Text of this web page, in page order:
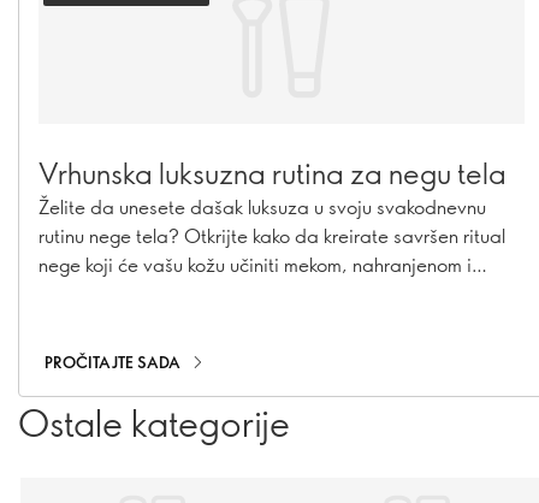
Vrhunska luksuzna rutina za negu tela
Želite da unesete dašak luksuza u svoju svakodnevnu
rutinu nege tela? Otkrijte kako da kreirate savršen ritual
nege koji će vašu kožu učiniti mekom, nahranjenom i
pravi trenutak opuštanja i uživanja.
PROČITAJTE SADA
Ostale kategorije